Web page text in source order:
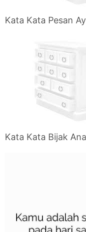
Kata Kata Pesan
Kata Kata Bijak